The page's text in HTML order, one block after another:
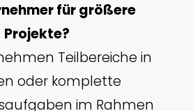
für größere
Projekte?
Teilbereiche in
oder komplette
im Rahmen